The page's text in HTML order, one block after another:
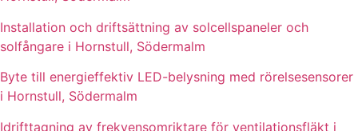
Installation och driftsättning av solcellspaneler och
solfångare i Hornstull, Södermalm
Byte till energieffektiv LED-belysning med rörelsesensorer
i Hornstull, Södermalm
Idrifttagning av frekvensomriktare för ventilationsfläkt i